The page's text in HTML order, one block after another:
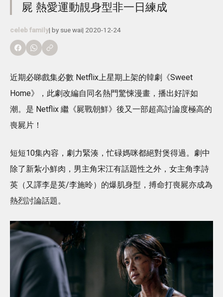
屍 熱愛運動靚身型非一日練成
celeb family| by sue wai| 2020-12-24
近期必睇戲集必數 Netflix上星期上架的韓劇《Sweet
Home》，此劇改編自同名熱門驚悚漫畫，播出好評如
潮。是 Netflix 繼《屍戰朝鮮》後又一部超高討論度極高的
喪屍片！
短短10集內容，劇力緊湊，忙碌媽咪都絕對煲得過。劇中
除了新紮小鮮肉，男主角宋江有話題性之外，女主角李詩
英（又譯李是英/李施昤）的爆肌身型，搏命打喪屍亦成為
熱烈討論話題。